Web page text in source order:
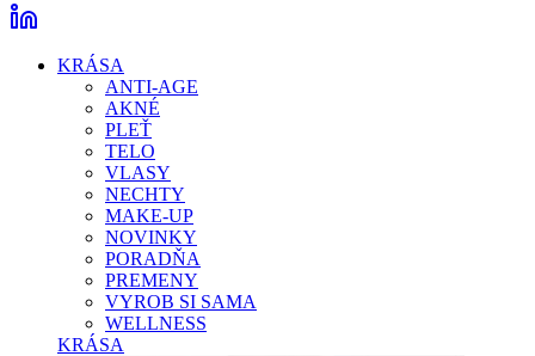
KRÁSA
ANTI-AGE
AKNÉ
PLEŤ
TELO
VLASY
NECHTY
MAKE-UP
NOVINKY
PORADŇA
PREMENY
VYROB SI SAMA
WELLNESS
KRÁSA